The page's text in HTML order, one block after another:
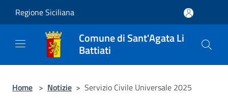
Regione Siciliana
Comune di Sant'Agata Li
Battiati
Home > Notizie > Servizio Civile Universale 2025